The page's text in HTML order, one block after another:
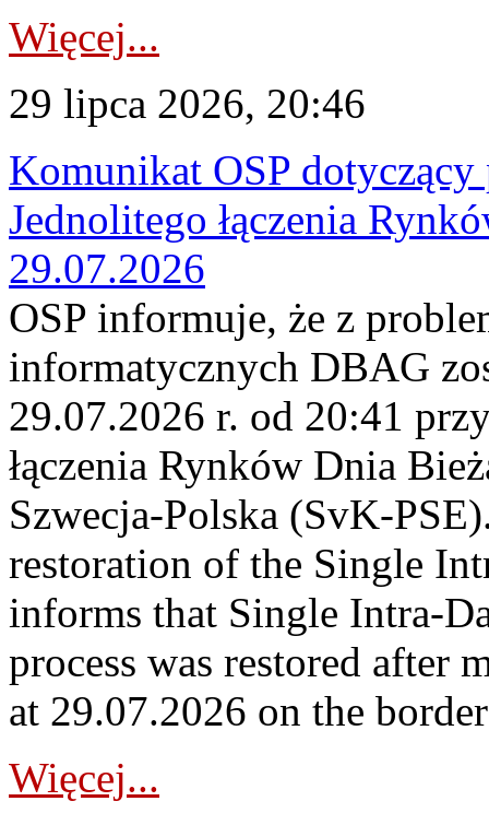
Więcej...
29 lipca 2026, 20:46
Komunikat OSP
Jednolitego łączenia
29.07.2026
OSP informuje, że z
informatycznych DBAG
29.07.2026 r. od 20:41
łączenia Rynków Dnia
Szwecja-Polska (SvK-
restoration of the Single
informs that Single Intra-
process was restored after
at 29.07.2026 on the
Więcej...